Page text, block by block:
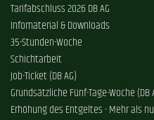
Tarifabschluss 2026 DB AG
Infomaterial & Downloads
35-Stunden-Woche
Schichtarbeit
Job-Ticket (DB AG)
Grundsätzliche Fünf-Tage-Woche (DB
Erhöhung des Entgeltes - Mehr als